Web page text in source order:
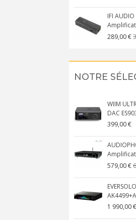
IFI
289,00 €
NOTRE
WIIM
DAC
399,00 €
579,00 €
1 990,00 €